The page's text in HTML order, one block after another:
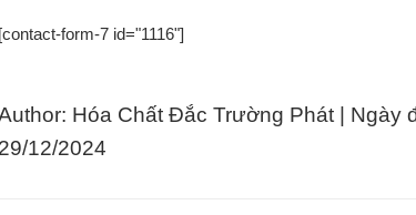
[contact-form-7 id="1116"]
Hóa Chất Đắc Trường Phát | Ngày
29/12/2024